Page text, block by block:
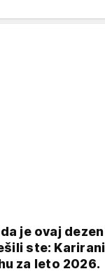
je ovaj dezen
ste:
za leto 2026.